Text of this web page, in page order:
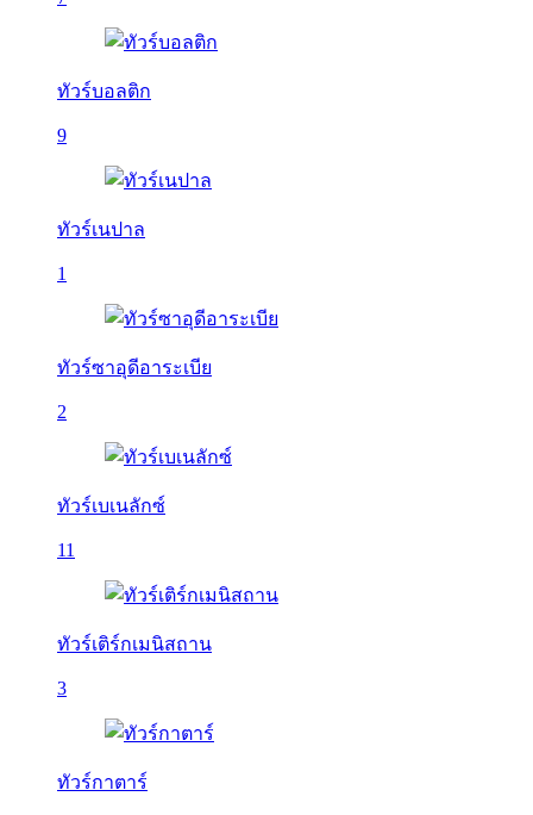
ทัวร์บอลติก
9
ทัวร์เนปาล
1
ทัวร์ซาอุดีอาระเบีย
2
ทัวร์เบเนลักซ์
11
ทัวร์เติร์กเมนิสถาน
3
ทัวร์กาตาร์